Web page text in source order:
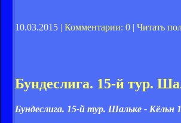
10.03.2015 | Комментарии: 0 | Читать
Бундеслига. 15-й тур.
Бундеслига. 15-й тур. Шальке - Кёльн